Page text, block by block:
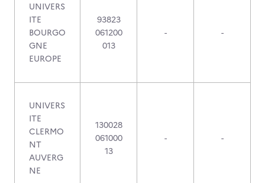
UNIVERS
ITE
BOURGO
GNE
EUROPE
93823
061200
013
- -
UNIVERS
ITE
CLERMO
NT
AUVERG
NE
130028
061000
13
- -